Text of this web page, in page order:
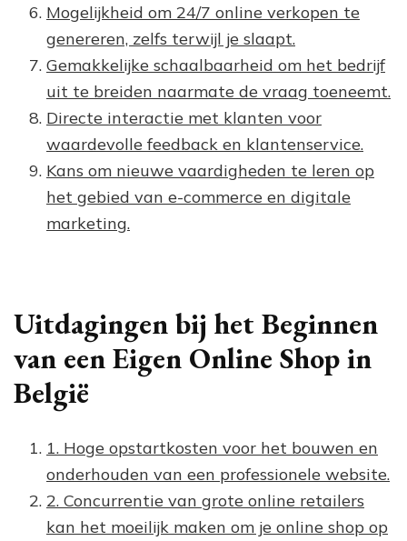
Mogelijkheid om 24/7 online verkopen te
genereren, zelfs terwijl je slaapt.
Gemakkelijke schaalbaarheid om het bedrijf
uit te breiden naarmate de vraag toeneemt.
Directe interactie met klanten voor
waardevolle feedback en klantenservice.
Kans om nieuwe vaardigheden te leren op
het gebied van e-commerce en digitale
marketing.
Uitdagingen bij het Beginnen
van een Eigen Online Shop in
België
1. Hoge opstartkosten voor het bouwen en
onderhouden van een professionele website.
2. Concurrentie van grote online retailers
kan het moeilijk maken om je online shop op